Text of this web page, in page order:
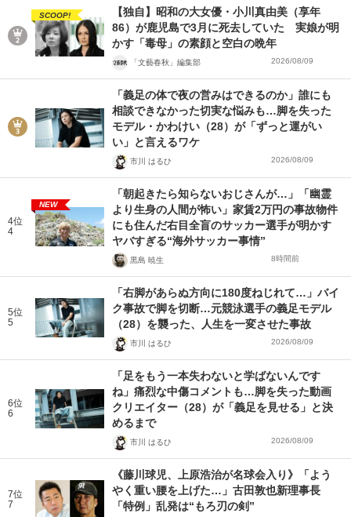
SCOOP!
【独自】昭和の大女優・小川真由美（享年
86）が鹿児島で3月に死去していた 実娘が明
かす「毒母」の素顔と空白の晩年
「文藝春秋」編集部 2026/08/09
「義足の体で夜の営みはできるのか」誰にも
相談できなかった切実な悩みも…脚を失った
モデル・かわけい（28）が「ずっと運がい
い」と言えるワケ
市川 はるひ 2026/08/09
4位
4
NEW
「朝起きたら知らないおじさんが…」「幽霊
より生身の人間が怖い」家賃2万円の事故物件
にも住んだ右目全盲のサッカー選手が明かす
ヤバすぎる“海外サッカー事情”
黒島 暁生 8時間前
5位
5
「右脚があらぬ方向に180度ねじれて…」バイ
ク事故で脚を切断…元競泳選手の義足モデル
（28）を襲った、人生を一変させた事故
市川 はるひ 2026/08/09
6位
6
「足をもう一本失わないと学ばないんです
ね」痛烈な中傷コメントも…脚を失った動画
クリエイター（28）が「義足を見せる」と決
めるまで
市川 はるひ 2026/08/09
7位
7
《藤川球児、上原浩治が名球会入り》「よう
やく重い腰を上げた…」古田敦也新理事長
「特例」乱発は“もろ刃の剣”